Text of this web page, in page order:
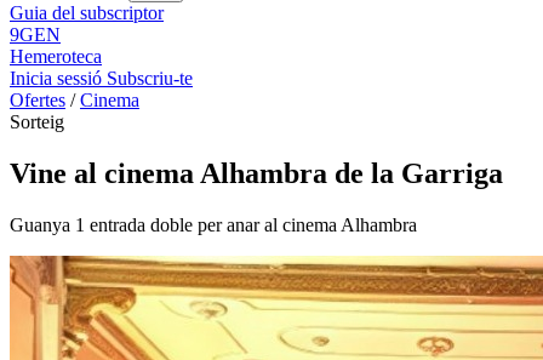
Guia del subscriptor
9GEN
Hemeroteca
Inicia sessió Subscriu-te
Ofertes / Cinema
Sorteig
Vine al cinema Alhambra de la Garriga
Guanya 1 entrada doble per anar al cinema Alhambra